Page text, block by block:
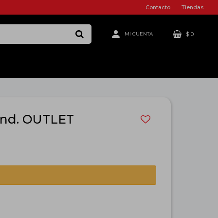
$ 0
Contacto Tiendas
OUTLET